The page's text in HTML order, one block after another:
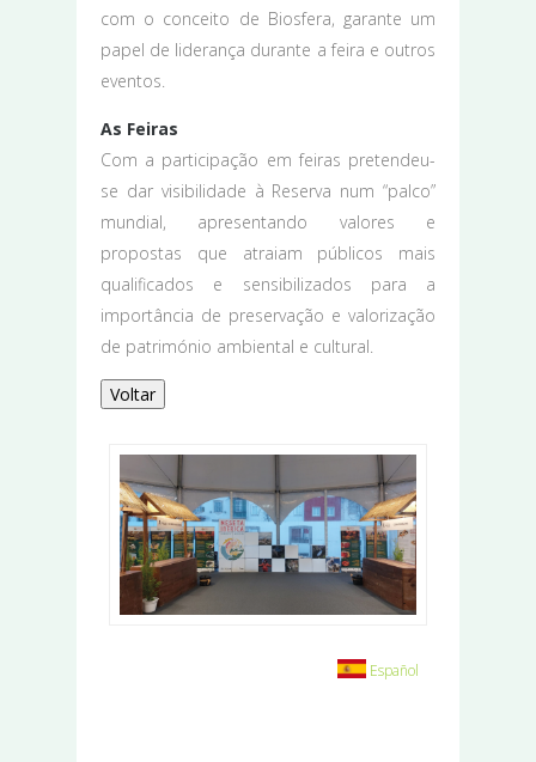
com o conceito de Biosfera, garante um
papel de liderança durante a feira e outros
eventos.
As Feiras
Com a participação em feiras pretendeu-
se dar visibilidade à Reserva num “palco”
mundial, apresentando valores e
propostas que atraiam públicos mais
qualificados e sensibilizados para a
importância de preservação e valorização
de património ambiental e cultural.
Voltar
Español